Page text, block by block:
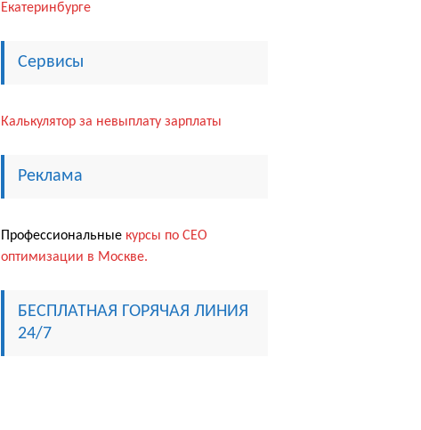
Екатеринбурге
Сервисы
Калькулятор за невыплату зарплаты
Реклама
Профессиональные курсы по СЕО
оптимизации в Москве.
БЕСПЛАТНАЯ ГОРЯЧАЯ ЛИНИЯ
24/7